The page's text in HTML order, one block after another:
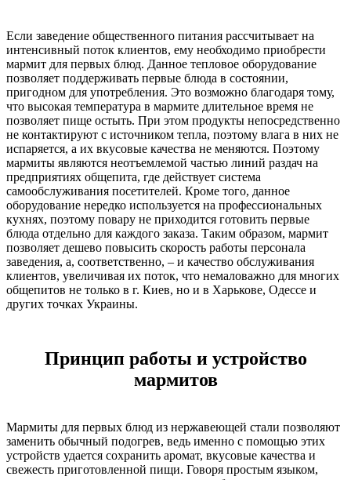
Если заведение общественного питания рассчитывает на
интенсивный поток клиентов, ему необходимо приобрести
мармит для первых блюд. Данное тепловое оборудование
позволяет поддерживать первые блюда в состоянии,
пригодном для употребления. Это возможно благодаря тому,
что высокая температура в мармите длительное время не
позволяет пище остыть. При этом продукты непосредственно
не контактируют с источником тепла, поэтому влага в них не
испаряется, а их вкусовые качества не меняются. Поэтому
мармиты являются неотъемлемой частью линий раздач на
предприятиях общепита, где действует система
самообслуживания посетителей. Кроме того, данное
оборудование нередко используется на профессиональных
кухнях, поэтому повару не приходится готовить первые
блюда отдельно для каждого заказа. Таким образом, мармит
позволяет дешево повысить скорость работы персонала
заведения, а, соответственно, – и качество обслуживания
клиентов, увеличивая их поток, что немаловажно для многих
общепитов не только в г. Киев, но и в Харькове, Одессе и
других точках Украины.
Принцип работы и устройство
мармитов
Мармиты для первых блюд из нержавеющей стали позволяют
заменить обычный подогрев, ведь именно с помощью этих
устройств удается сохранить аромат, вкусовые качества и
свежесть приготовленной пищи. Говоря простым языком,